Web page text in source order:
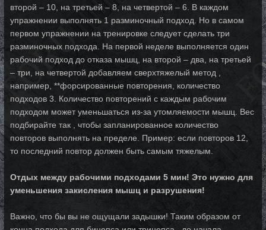
второй – 10, на третьей – 8, на четвертой – 6. В каждом
упражнении выполнять 1 разминочный подход. Но в самом
первом упражнении на тренировке следует сделать три
разминочных подхода. На первой неделе выполняется один
рабочий подход до отказа мышц, на второй – два, на третьей
– три, на четвертой добавляем сверхтяжелый метод ,
например, **форсированные повторения, количество
подходов 3. Количество повторений с каждым рабочим
подходом может уменьшаться из-за утомляемости мышц. Вес
подбирайте так , чтобы запланированное количество
повторов выполнять на пределе. Пример: если повторов 12,
то последний повтор должен быть самым тяжелым.
Отдых между рабочими подходами 5 мин! Это нужно для
уменьшения закисления мышц и разрушения!
Важно, что бы вы не ощущали задышки! Таким образом от